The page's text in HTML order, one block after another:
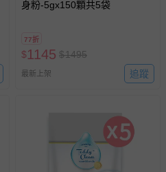
身粉-5gx150顆共5袋
77折
$1145 $1495
最新上架 追蹤